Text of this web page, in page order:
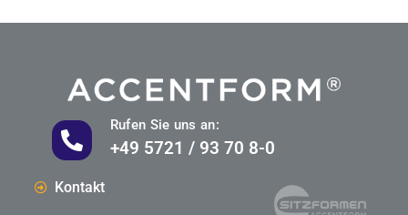
Rufen Sie uns an:
+49 5721 / 93 70 8-0
Kontakt